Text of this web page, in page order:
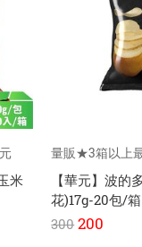
米
量販★3箱以上
【華元】波的
花)17g-20包/箱
300 200